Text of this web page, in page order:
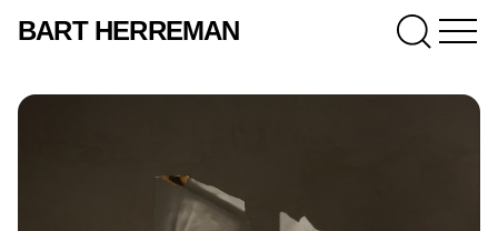
BART HERREMAN